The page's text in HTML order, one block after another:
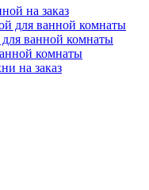
на заказ
для ванной комнаты
ванной комнаты
комнаты
на заказ